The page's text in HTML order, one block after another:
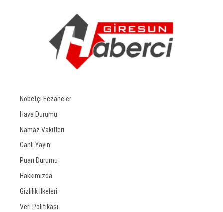
Nöbetçi Eczaneler
Hava Durumu
Namaz Vakitleri
Canlı Yayın
Puan Durumu
Hakkımızda
Gizlilik İlkeleri
Veri Politikası